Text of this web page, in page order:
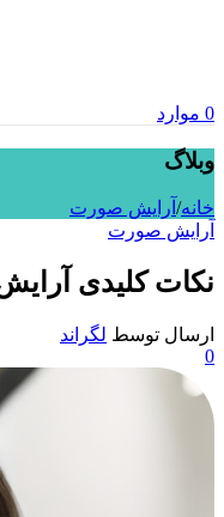
0 موارد
وبلاگ
خانه/ آرایش صورت
آرایش صورت
نکات کلیدی
ارسال توسط لگراند
0